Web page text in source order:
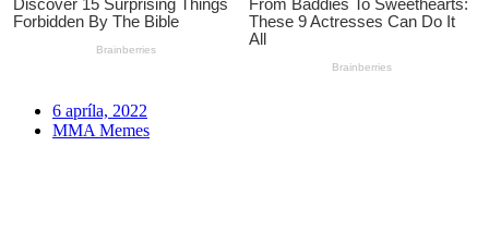
6 apríla, 2022
MMA Memes